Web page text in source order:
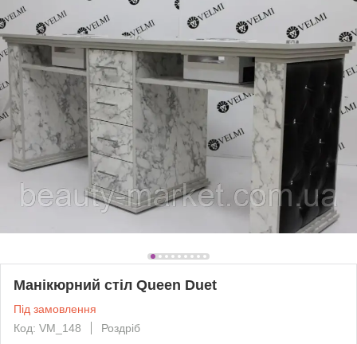
Манікюрний стіл Queen Duet
Під замовлення
Код: VM_148
Роздріб